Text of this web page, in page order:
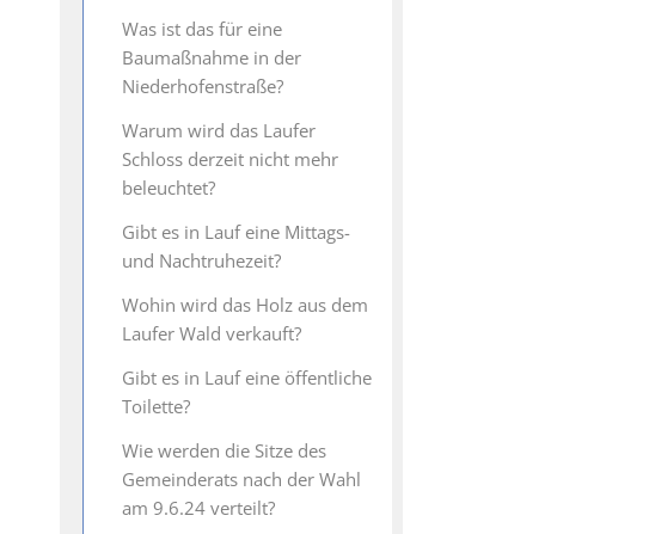
Was ist das für eine
Baumaßnahme in der
Niederhofenstraße?
Warum wird das Laufer
Schloss derzeit nicht mehr
beleuchtet?
Gibt es in Lauf eine Mittags-
und Nachtruhezeit?
Wohin wird das Holz aus dem
Laufer Wald verkauft?
Gibt es in Lauf eine öffentliche
Toilette?
Wie werden die Sitze des
Gemeinderats nach der Wahl
am 9.6.24 verteilt?